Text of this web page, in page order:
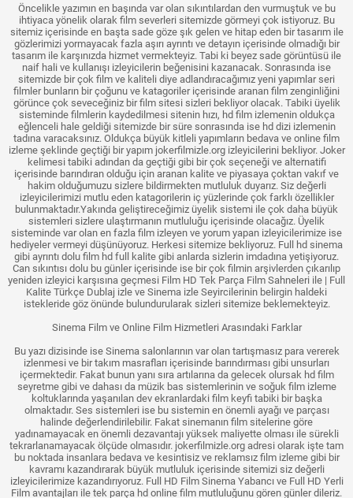
Öncelikle yazımın en başında var olan sıkıntılardan den vurmuştuk ve bu
ihtiyaca yönelik olarak film severleri sitemizde görmeyi çok istiyoruz. Bu
sitemiz içerisinde en başta sade göze şık gelen ve hitap eden bir tasarım ile
gözlerimizi yormayacak fazla aşırı ayrıntı ve detayın içerisinde olmadığı bir
tasarım ile karşınızda hizmet vermekteyiz. Tabi ki beyez sade görüntüsü ile
naif hali ve kullanışı izleyicilerin beğenisini kazanacak. Sonrasında ise
sitemizde bir çok film ve kaliteli diye adlandıracağımız yeni yapımlar seri
filmler bunların bir çoğunu ve katagoriler içerisinde aranan film zenginliğini
görünce çok seveceğiniz bir film sitesi sizleri bekliyor olacak. Tabiki üyelik
sisteminde filmlerin kaydedilmesi sitenin hızı, hd film izlemenin oldukça
eğlenceli hale geldiği sitemizde bir süre sonrasında ise hd dizi izlemenin
tadına varacaksınız. Oldukça büyük kitleli yapımların bedava ve online film
izleme şeklinde geçtiği bir yapım jokerfilmizle.org izleyicilerini bekliyor. Joker
kelimesi tabiki adından da geçtiği gibi bir çok seçeneği ve alternatifi
içerisinde barındıran olduğu için aranan kalite ve piyasaya çoktan vakıf ve
hakim olduğumuzu sizlere bildirmekten mutluluk duyarız. Siz değerli
izleyicilerimizi mutlu eden katagorilerin iç yüzlerinde çok farklı özellikler
bulunmaktadır.Yakında geliştireceğimiz üyelik sistemi ile çok daha büyük
sistemleri sizlere ulaştırmanın mutluluğu içerisinde olacağız. Üyelik
sisteminde var olan en fazla film izleyen ve yorum yapan izleyicilerimize ise
hediyeler vermeyi düşünüyoruz. Herkesi sitemize bekliyoruz. Full hd sinema
gibi ayrıntı dolu film hd full kalite gibi anlarda sizlerin imdadına yetişiyoruz.
Can sıkıntısı dolu bu günler içerisinde ise bir çok filmin arşivlerden çıkarılıp
yeniden izleyici karşısına geçmesi Film HD Tek Parça Film Sahneleri ile | Full
Kalite Türkçe Dublaj izle ve Sinema izle Seyircilerinin belirgin haldeki
istekleride göz önünde bulundurularak sizleri sitemize beklemekteyiz.
Sinema Film ve Online Film Hizmetleri Arasındaki Farklar
Bu yazı dizisinde ise Sinema salonlarının var olan tartışmasız para vererek
izlenmesi ve bir takım masrafları içerisinde barındırması gibi unsurları
içermektedir. Fakat bunun yanı sıra artılarına da gelecek olursak hd film
seyretme gibi ve dahası da müzik bas sistemlerinin ve soğuk film izleme
koltuklarında yaşanılan dev ekranlardaki film keyfi tabiki bir başka
olmaktadır. Ses sistemleri ise bu sistemin en önemli ayağı ve parçası
halinde değerlendirilebilir. Fakat sinemanın film sitelerine göre
yadınamayacak en önemli dezavantajı yüksek maliyette olması ile sürekli
tekrarlanamayacak ölçüde olmasıdır. jokerfilmizle.org adresi olarak işte tam
bu noktada insanlara bedava ve kesintisiz ve reklamsız film izleme gibi bir
kavramı kazandırarak büyük mutluluk içerisinde sitemizi siz değerli
izleyicilerimize kazandırıyoruz. Full HD Film Sinema Yabancı ve Full HD Yerli
Film avantajları ile tek parça hd online film mutluluğunu gören günler dileriz.